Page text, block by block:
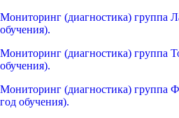
Мониторинг (диагностика) группа
обучения).
Мониторинг (диагностика) группа
обучения).
Мониторинг (диагностика) группа
год обучения).